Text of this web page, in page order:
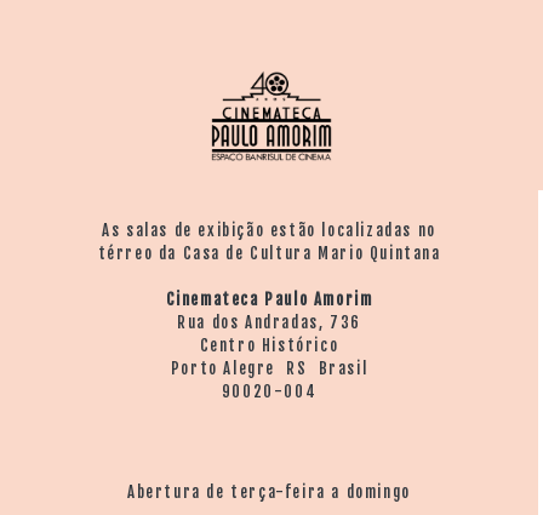
As salas de exibição estão localizadas no
térreo da Casa de Cultura Mario Quintana
Cinemateca Paulo Amorim
Rua dos Andradas, 736
Centro Histórico
Porto Alegre RS Brasil
90020-004
Abertura de terça-feira a domingo